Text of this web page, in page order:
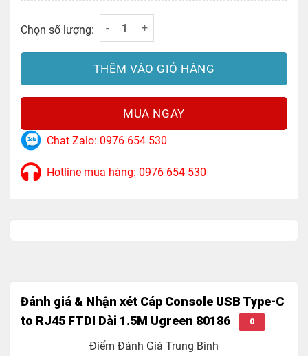
Chất liệu: PVC
Cáp Console USB Type-C to RJ45 FTDI
Chọn số lượng:
THÊM VÀO GIỎ HÀNG
MUA NGAY
Chat Zalo: 0976 654 530
Hotline mua hàng: 0976 654 530
Đánh giá & Nhận xét Cáp Console USB Type-C
to RJ45 FTDI Dài 1.5M Ugreen 80186
0
Điểm Đánh Giá Trung Bình